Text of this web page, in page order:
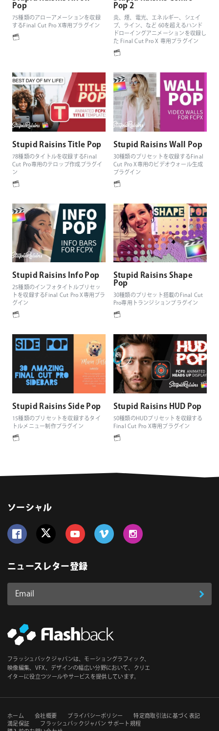
Pop
75種類のアローアメーションを収録
するFinal Cut Pro X専用プラグイン
Pop 2
炎、煙、電光、エネルギー、シェイ
プ、ライン、など 60を超えるハンド
ドローイングアニメーションを収録し
た Final Cut Pro X 専用プラグイン
Stupid Raisins Title Pop
78種類のタイトルを収録するFinal
Cut Pro専用のテロップ作成プラグイ
ン
Stupid Raisins Wall Pop
30種類のプリセットを収録するFinal
Cut Pro X専用のビデオウォール生成
プラグイン
Stupid Raisins Info Pop
25種類のインフォタイトルプリセッ
トを収録するFinal Cut Pro X専用プラ
グイン
Stupid Raisins Shape
Pop
30種類のプリセット搭載のFinal Cut
Pro専用トランジションプラグイン
Stupid Raisins Side Pop
15種類のプリセットを収録するタイ
トルメニュー制作プラグイン
Stupid Raisins HUD Pop
50種類のHUDプリセットを収録する
Final Cut Pro X専用プラグイン
ソーシャル
ニュースレター登録
Email
ス
必
須
登
フラッシュバックジャパンは、モーショングラフィック、
映像編集、VFX、デザインの幅広い分野において、クリエ
イターに役立つツールやサービスを提供しています。
セ
ホーム 会社概要 プライバシーポリシー
特定商取引法に基づく表記
満足保証
フラッシュバックジャパン サポート規程